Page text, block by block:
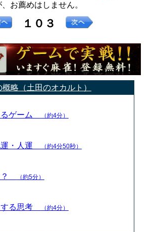
お薦めはしません。
１０３
略（土田のオカルト）
るゲーム （約4分）
運・人運 （約4分50秒）
？ （約5分）
する思考 （約4分）